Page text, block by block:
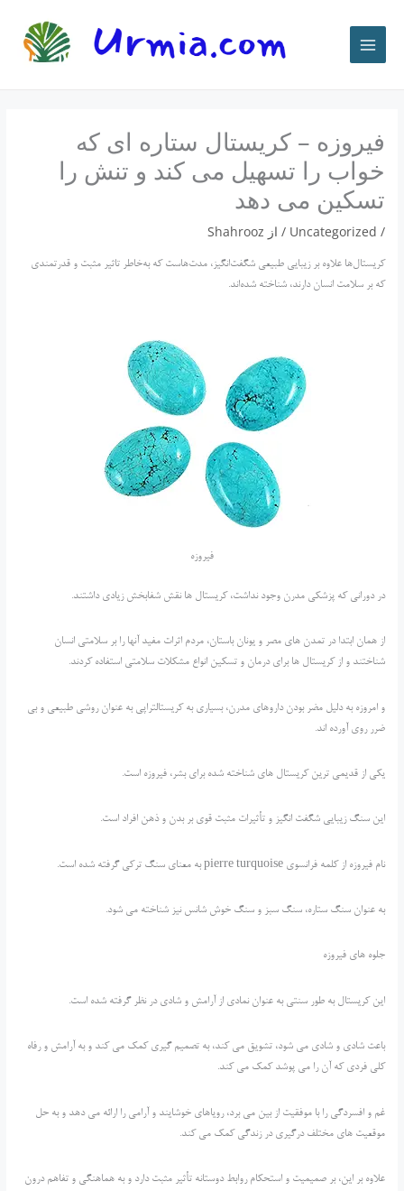
فیروزه – کریستال ستاره ای که
خواب را تسهیل می کند و تنش را
تسکین می دهد
/
Uncategorized / از Shahrooz
کریستال‌ها علاوه بر زیبایی طبیعی شگفت‌انگیز، مدت‌هاست که به‌خاطر تاثیر مثبت و قدرتمندی
که بر سلامت انسان دارند، شناخته شده‌اند.
فیروزه
در دورانی که پزشکی مدرن وجود نداشت، کریستال ها نقش شفابخش زیادی داشتند.
از همان ابتدا در تمدن های مصر و یونان باستان، مردم اثرات مفید آنها را بر سلامتی انسان
شناختند و از کریستال ها برای درمان و تسکین انواع مشکلات سلامتی استفاده کردند.
و امروزه به دلیل مضر بودن داروهای مدرن، بسیاری به کریستالتراپی به عنوان روشی طبیعی و بی
ضرر روی آورده اند.
یکی از قدیمی ترین کریستال های شناخته شده برای بشر، فیروزه است.
این سنگ زیبایی شگفت انگیز و تأثیرات مثبت قوی بر بدن و ذهن افراد است.
نام فیروزه از کلمه فرانسوی pierre turquoise به معنای سنگ ترکی گرفته شده است.
به عنوان سنگ ستاره، سنگ سبز و سنگ خوش شانس نیز شناخته می شود.
جلوه های فیروزه
این کریستال به طور سنتی به عنوان نمادی از آرامش و شادی در نظر گرفته شده است.
باعث شادی و شادی می شود، تشویق می کند، به تصمیم گیری کمک می کند و به آرامش و رفاه
کلی فردی که آن را می پوشد کمک می کند.
غم و افسردگی را با موفقیت از بین می برد، رویاهای خوشایند و آرامی را ارائه می دهد و به حل
موقعیت های مختلف درگیری در زندگی کمک می کند.
علاوه بر این، بر صمیمیت و استحکام روابط دوستانه تأثیر مثبت دارد و به هماهنگی و تفاهم درون